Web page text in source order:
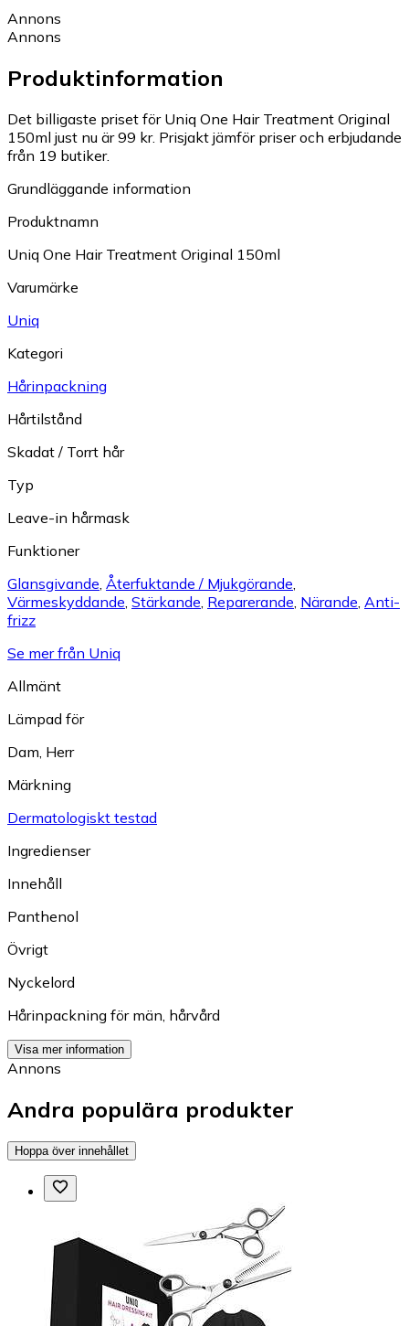
Annons
Annons
Produktinformation
Det billigaste priset för Uniq One Hair Treatment Original
150ml just nu är 99 kr. Prisjakt jämför priser och erbjudande
från 19 butiker.
Grundläggande information
Produktnamn
Uniq One Hair Treatment Original 150ml
Varumärke
Uniq
Kategori
Hårinpackning
Hårtilstånd
Skadat / Torrt hår
Typ
Leave-in hårmask
Funktioner
Glansgivande Återfuktande / Mjukgörande
Värmeskyddande Stärkande Reparerande Närande Anti-
frizz
Se mer från Uniq
Allmänt
Lämpad för
Dam Herr
Märkning
Dermatologiskt testad
Ingredienser
Innehåll
Panthenol
Övrigt
Nyckelord
Hårinpackning för män hårvård
Visa mer information
Annons
Andra populära produkter
Hoppa över innehållet